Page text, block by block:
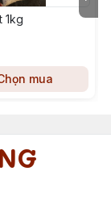
1kg
mua